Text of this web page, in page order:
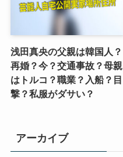
浅田真央の父親は韓国人？
再婚？今？交通事故？母親
はトルコ？職業？入船？目
撃？私服がダサい？
アーカイブ